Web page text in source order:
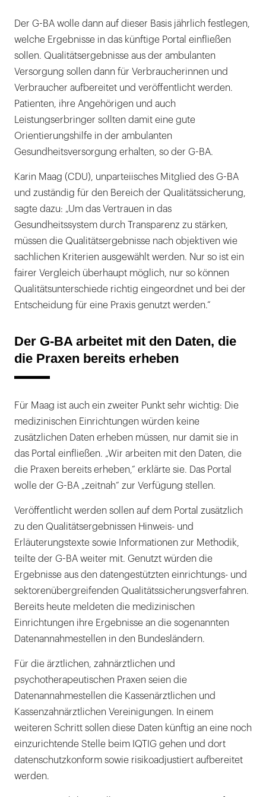
Der G-BA wolle dann auf dieser Basis jährlich festlegen,
welche Ergebnisse in das künftige Portal einfließen
sollen. Qualitätsergebnisse aus der ambulanten
Versorgung sollen dann für Verbraucherinnen und
Verbraucher aufbereitet und veröffentlicht werden.
Patienten, ihre Angehörigen und auch
Leistungserbringer sollten damit eine gute
Orientierungshilfe in der ambulanten
Gesundheitsversorgung erhalten, so der G-BA.
Karin Maag (CDU), unparteiisches Mitglied des G-BA
und zuständig für den Bereich der Qualitätssicherung,
sagte dazu: „Um das Vertrauen in das
Gesundheitssystem durch Transparenz zu stärken,
müssen die Qualitätsergebnisse nach objektiven wie
sachlichen Kriterien ausgewählt werden. Nur so ist ein
fairer Vergleich überhaupt möglich, nur so können
Qualitätsunterschiede richtig eingeordnet und bei der
Entscheidung für eine Praxis genutzt werden.“
Der G-BA arbeitet mit den Daten, die
die Praxen bereits erheben
Für Maag ist auch ein zweiter Punkt sehr wichtig: Die
medizinischen Einrichtungen würden keine
zusätzlichen Daten erheben müssen, nur damit sie in
das Portal einfließen. „Wir arbeiten mit den Daten, die
die Praxen bereits erheben,“ erklärte sie. Das Portal
wolle der G-BA „zeitnah“ zur Verfügung stellen.
Veröffentlicht werden sollen auf dem Portal zusätzlich
zu den Qualitätsergebnissen Hinweis- und
Erläuterungstexte sowie Informationen zur Methodik,
teilte der G-BA weiter mit. Genutzt würden die
Ergebnisse aus den datengestützten einrichtungs- und
sektorenübergreifenden Qualitätssicherungsverfahren.
Bereits heute meldeten die medizinischen
Einrichtungen ihre Ergebnisse an die sogenannten
Datenannahmestellen in den Bundesländern.
Für die ärztlichen, zahnärztlichen und
psychotherapeutischen Praxen seien die
Datenannahmestellen die Kassenärztlichen und
Kassenzahnärztlichen Vereinigungen. In einem
weiteren Schritt sollen diese Daten künftig an eine noch
einzurichtende Stelle beim IQTIG gehen und dort
datenschutzkonform sowie risikoadjustiert aufbereitet
werden.